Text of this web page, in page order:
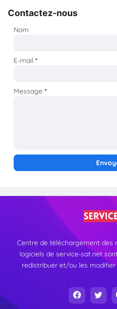
Contactez-nous
Nom
E-mail*
Message*
Centre de téléchargement des
logiciels de service-sat.net
redistribuer et/ou les modifier